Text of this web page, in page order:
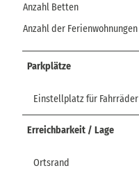
Anzahl Betten
Anzahl der Ferienwohnungen
Parkplätze
Einstellplatz für Fahrräder
Erreichbarkeit / Lage
Ortsrand